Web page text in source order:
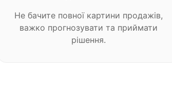
Не бачите повної картини продажів,
важко прогнозувати та приймати
рішення.